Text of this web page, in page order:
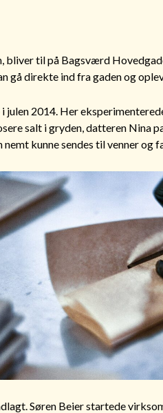
bliver til på Bagsværd
gå direkte ind fra gaden og
2014. Her
salt i gryden, datteren Nina
kunne sendes til venner og
Søren Beier startede